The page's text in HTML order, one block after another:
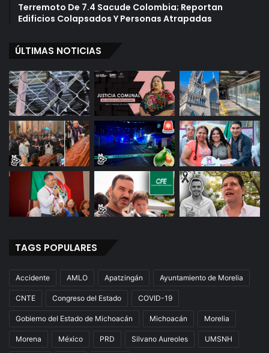
Terremoto De 7.4 Sacude Colombia; Reportan
Edificios Colapsados Y Personas Atrapadas
ÚLTIMAS NOTICIAS
TAGS POPULARES
Accidente AMLO Apatzingán Ayuntamiento de Morelia
CNTE Congreso del Estado COVID-19
Gobierno del Estado de Michoacán Michoacán Morelia
Morena México PRD Silvano Aureoles UMSNH